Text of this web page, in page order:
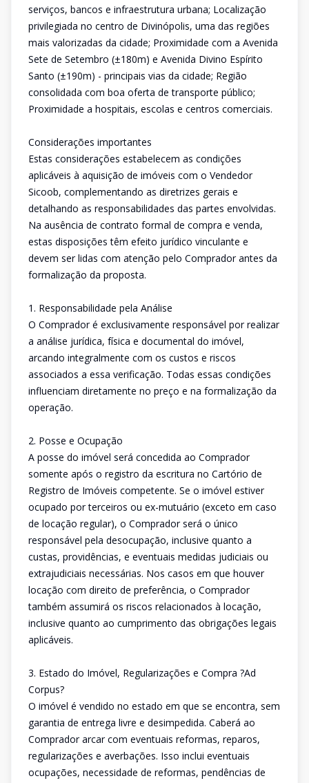
serviços, bancos e infraestrutura urbana; Localização
privilegiada no centro de Divinópolis, uma das regiões
mais valorizadas da cidade; Proximidade com a Avenida
Sete de Setembro (±180m) e Avenida Divino Espírito
Santo (±190m) - principais vias da cidade; Região
consolidada com boa oferta de transporte público;
Proximidade a hospitais, escolas e centros comerciais.
Considerações importantes
Estas considerações estabelecem as condições
aplicáveis à aquisição de imóveis com o Vendedor
Sicoob, complementando as diretrizes gerais e
detalhando as responsabilidades das partes envolvidas.
Na ausência de contrato formal de compra e venda,
estas disposições têm efeito jurídico vinculante e
devem ser lidas com atenção pelo Comprador antes da
formalização da proposta.
1. Responsabilidade pela Análise
O Comprador é exclusivamente responsável por realizar
a análise jurídica, física e documental do imóvel,
arcando integralmente com os custos e riscos
associados a essa verificação. Todas essas condições
influenciam diretamente no preço e na formalização da
operação.
2. Posse e Ocupação
A posse do imóvel será concedida ao Comprador
somente após o registro da escritura no Cartório de
Registro de Imóveis competente. Se o imóvel estiver
ocupado por terceiros ou ex-mutuário (exceto em caso
de locação regular), o Comprador será o único
responsável pela desocupação, inclusive quanto a
custas, providências, e eventuais medidas judiciais ou
extrajudiciais necessárias. Nos casos em que houver
locação com direito de preferência, o Comprador
também assumirá os riscos relacionados à locação,
inclusive quanto ao cumprimento das obrigações legais
aplicáveis.
3. Estado do Imóvel, Regularizações e Compra ?Ad
Corpus?
O imóvel é vendido no estado em que se encontra, sem
garantia de entrega livre e desimpedida. Caberá ao
Comprador arcar com eventuais reformas, reparos,
regularizações e averbações. Isso inclui eventuais
ocupações, necessidade de reformas, pendências de